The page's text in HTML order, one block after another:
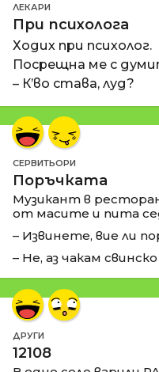
ЛЕКАРИ
При психолога
Ходих при психолог.
Посрещна ме с
– К’во става, луд?
СЕРВИТЬОРИ
Поръчката
Музикант в
от масите и пита
– Извинете, вие ли
– Не, аз чакам свинско
ДРУГИ
12108